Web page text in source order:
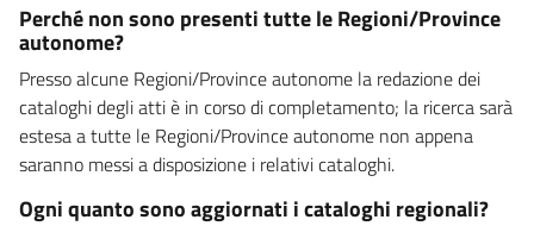
Perché non sono presenti tutte le Regioni/Province
autonome?
Presso alcune Regioni/Province autonome la redazione dei
cataloghi degli atti è in corso di completamento; la ricerca sarà
estesa a tutte le Regioni/Province autonome non appena
saranno messi a disposizione i relativi cataloghi.
Ogni quanto sono aggiornati i cataloghi regionali?